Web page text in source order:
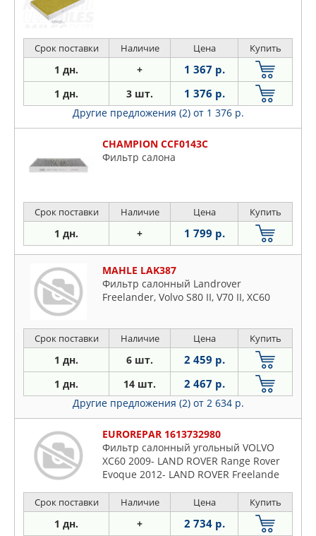
Срок поставки Наличие Цена Купить
1 дн. + 1 367 р.
1 дн. 3 шт. 1 376 р.
Другие предложения (2) от 1 376 р.
CHAMPION CCF0143C
Фильтр салона
Срок поставки Наличие Цена Купить
1 дн. + 1 799 р.
MAHLE LAK387
Фильтр салонный Landrover
Freelander, Volvo S80 II, V70 II, XC60
Срок поставки Наличие Цена Купить
1 дн. 6 шт. 2 459 р.
1 дн. 14 шт. 2 467 р.
Другие предложения (2) от 2 634 р.
EUROREPAR 1613732980
Фильтр салонный угольный VOLVO
XC60 2009- LAND ROVER Range Rover
Evoque 2012- LAND ROVER Freelande
Срок поставки Наличие Цена Купить
1 дн. + 2 734 р.